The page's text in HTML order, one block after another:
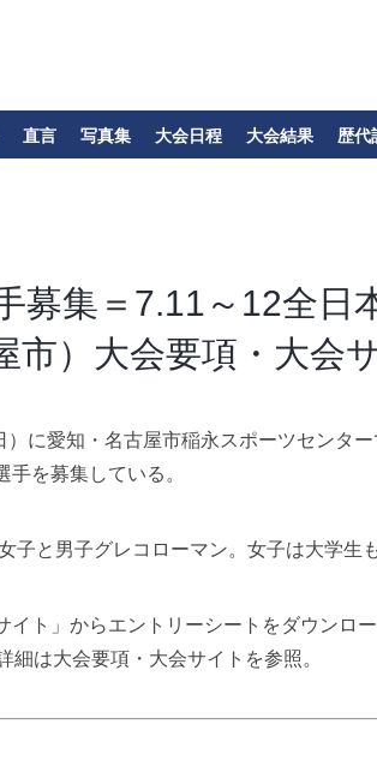
直言 写真集 大会日程 大会結果 歴代
募集＝7.11～12全日
市）大会要項・大会
に愛知・名古屋市稲永スポーツセンタ
を募集している。
と男子グレコローマン。女子は大学生
ト」からエントリーシートをダウンロ
は大会要項・大会サイトを参照。